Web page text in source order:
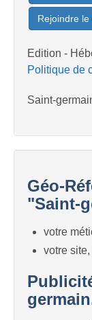
Rejoindre
Edition -
Politique de
Saint-
Géo-
"Saint-
votre
votre